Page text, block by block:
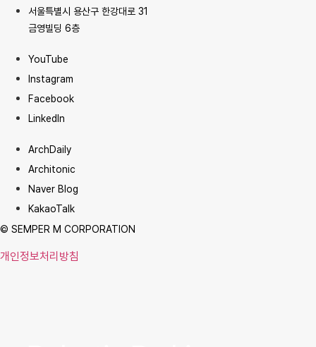
서울특별시 용산구 한강대로 31
금영빌딩 6층
YouTube
Instagram
Facebook
LinkedIn
ArchDaily
Architonic
Naver Blog
KakaoTalk
© SEMPER M CORPORATION
개인정보처리방침